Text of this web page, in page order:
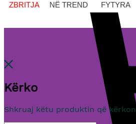
ZBRITJA NË TREND FYTYRA
Kërko
Shkruaj këtu produktin që kërkon